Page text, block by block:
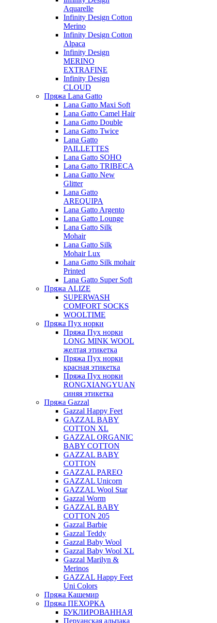
Aquarelle
Infinity Design Cotton
Merino
Infinity Design Cotton
Alpaca
Infinity Design
MERINO
EXTRAFINE
Infinity Design
CLOUD
Пряжа Lana Gatto
Lana Gatto Maxi Soft
Lana Gatto Camel Hair
Lana Gatto Double
Lana Gatto Twice
Lana Gatto
PAILLETTES
Lana Gatto SOHO
Lana Gatto TRIBECA
Lana Gatto New
Glitter
Lana Gatto
AREQUIPA
Lana Gatto Argento
Lana Gatto Lounge
Lana Gatto Silk
Mohair
Lana Gatto Silk
Mohair Lux
Lana Gatto Silk mohair
Printed
Lana Gatto Super Soft
Пряжа ALIZE
SUPERWASH
COMFORT SOCKS
WOOLTIME
Пряжа Пух норки
Пряжа Пух норки
LONG MINK WOOL
желтая этикетка
Пряжа Пух норки
красная этикетка
Пряжа Пух норки
RONGXIANGYUAN
синяя этикетка
Пряжа Gazzal
Gazzal Happy Feet
GAZZAL BABY
COTTON XL
GAZZAL ORGANIC
BABY COTTON
GAZZAL BABY
COTTON
GAZZAL PAREO
GAZZAL Unicorn
GAZZAL Wool Star
Gazzal Worm
GAZZAL BABY
COTTON 205
Gazzal Barbie
Gazzal Teddy
Gazzal Baby Wool
Gazzal Baby Wool XL
Gazzal Marilyn &
Merinos
GAZZAL Happy Feet
Uni Colors
Пряжа Кашемир
Пряжа ПЕХОРКА
БУКЛИРОВАННАЯ
Перуанская альпака